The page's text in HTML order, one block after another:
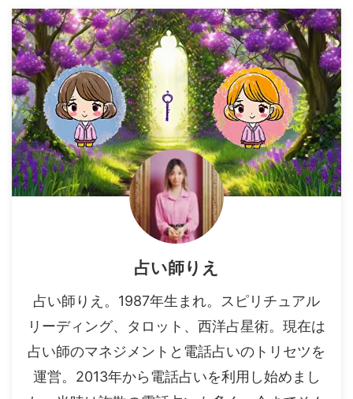
占い師りえ
占い師りえ。1987年生まれ。スピリチュアル
リーディング、タロット、西洋占星術。現在は
占い師のマネジメントと電話占いのトリセツを
運営。2013年から電話占いを利用し始めまし